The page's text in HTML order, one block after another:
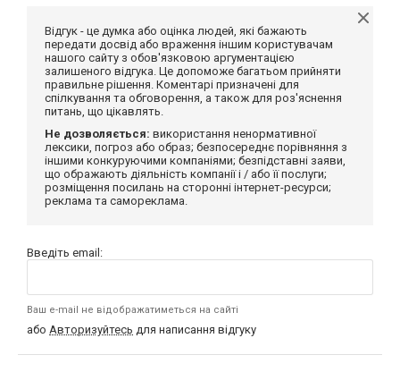
Відгук - це думка або оцінка людей, які бажають
передати досвід або враження іншим користувачам
нашого сайту з обов'язковою аргументацією
залишеного відгука. Це допоможе багатьом прийняти
правильне рішення. Коментарі призначені для
спілкування та обговорення, а також для роз'яснення
питань, що цікавлять.
Не дозволяється: використання ненормативної
лексики, погроз або образ; безпосереднє порівняння з
іншими конкуруючими компаніями; безпідставні заяви,
що ображають діяльність компанії і / або її послуги;
розміщення посилань на сторонні інтернет-ресурси;
реклама та самореклама.
Введіть email:
Ваш e-mail не відображатиметься на сайті
або Авторизуйтесь для написання відгуку